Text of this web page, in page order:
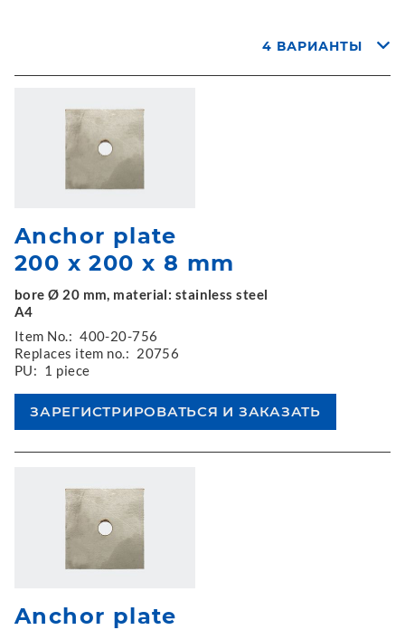
4 ВАРИАНТЫ
Anchor plate
200 x 200 x 8 mm
bore Ø 20 mm, material: stainless steel
A4
Item No.: 400-20-756
Replaces item no.: 20756
PU: 1 piece
Anchor plate